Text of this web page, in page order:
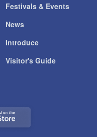
Festivals & Events
News
Introduce
Visitor's Guide